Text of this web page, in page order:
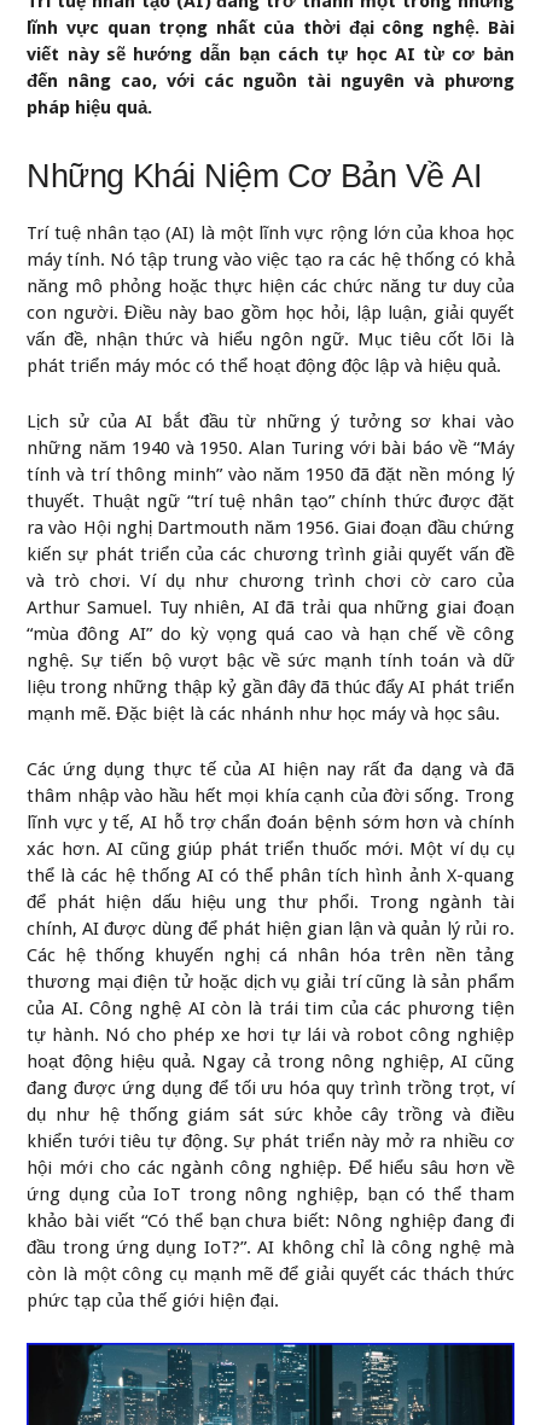
lĩnh vực quan trọng nhất của thời đại công nghệ. Bài
viết này sẽ hướng dẫn bạn cách tự học AI từ cơ bản
đến nâng cao, với các nguồn tài nguyên và phương
pháp hiệu quả.
Những Khái Niệm Cơ Bản Về AI
Trí tuệ nhân tạo (AI) là một lĩnh vực rộng lớn của khoa học
máy tính. Nó tập trung vào việc tạo ra các hệ thống có khả
năng mô phỏng hoặc thực hiện các chức năng tư duy của
con người. Điều này bao gồm học hỏi, lập luận, giải quyết
vấn đề, nhận thức và hiểu ngôn ngữ. Mục tiêu cốt lõi là
phát triển máy móc có thể hoạt động độc lập và hiệu quả.
Lịch sử của AI bắt đầu từ những ý tưởng sơ khai vào
những năm 1940 và 1950. Alan Turing với bài báo về “Máy
tính và trí thông minh” vào năm 1950 đã đặt nền móng lý
thuyết. Thuật ngữ “trí tuệ nhân tạo” chính thức được đặt
ra vào Hội nghị Dartmouth năm 1956. Giai đoạn đầu chứng
kiến sự phát triển của các chương trình giải quyết vấn đề
và trò chơi. Ví dụ như chương trình chơi cờ caro của
Arthur Samuel. Tuy nhiên, AI đã trải qua những giai đoạn
“mùa đông AI” do kỳ vọng quá cao và hạn chế về công
nghệ. Sự tiến bộ vượt bậc về sức mạnh tính toán và dữ
liệu trong những thập kỷ gần đây đã thúc đẩy AI phát triển
mạnh mẽ. Đặc biệt là các nhánh như học máy và học sâu.
Các ứng dụng thực tế của AI hiện nay rất đa dạng và đã
thâm nhập vào hầu hết mọi khía cạnh của đời sống. Trong
lĩnh vực y tế, AI hỗ trợ chẩn đoán bệnh sớm hơn và chính
xác hơn. AI cũng giúp phát triển thuốc mới. Một ví dụ cụ
thể là các hệ thống AI có thể phân tích hình ảnh X-quang
để phát hiện dấu hiệu ung thư phổi. Trong ngành tài
chính, AI được dùng để phát hiện gian lận và quản lý rủi ro.
Các hệ thống khuyến nghị cá nhân hóa trên nền tảng
thương mại điện tử hoặc dịch vụ giải trí cũng là sản phẩm
của AI. Công nghệ AI còn là trái tim của các phương tiện
tự hành. Nó cho phép xe hơi tự lái và robot công nghiệp
hoạt động hiệu quả. Ngay cả trong nông nghiệp, AI cũng
đang được ứng dụng để tối ưu hóa quy trình trồng trọt, ví
dụ như hệ thống giám sát sức khỏe cây trồng và điều
khiển tưới tiêu tự động. Sự phát triển này mở ra nhiều cơ
hội mới cho các ngành công nghiệp. Để hiểu sâu hơn về
ứng dụng của IoT trong nông nghiệp, bạn có thể tham
khảo bài viết “Có thể bạn chưa biết: Nông nghiệp đang đi
đầu trong ứng dụng IoT?”. AI không chỉ là công nghệ mà
còn là một công cụ mạnh mẽ để giải quyết các thách thức
phức tạp của thế giới hiện đại.